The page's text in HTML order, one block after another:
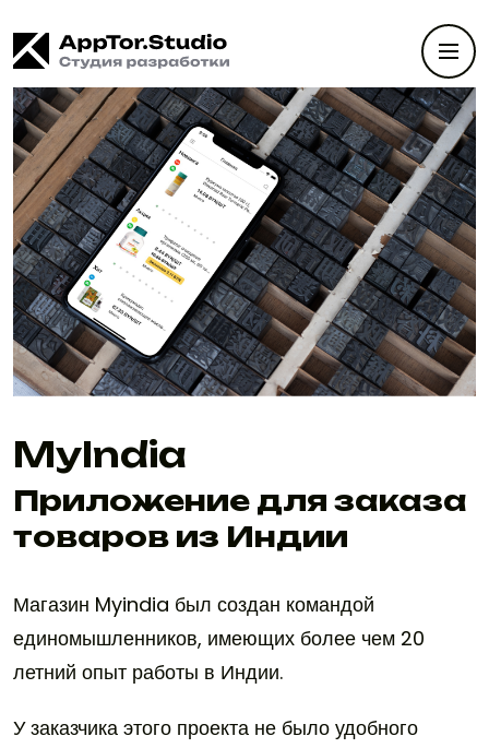
MyIndia
Приложение для заказа
товаров из Индии
Магазин Myindia был создан командой
единомышленников, имеющих более чем 20
летний опыт работы в Индии.
У заказчика этого проекта не было удобного